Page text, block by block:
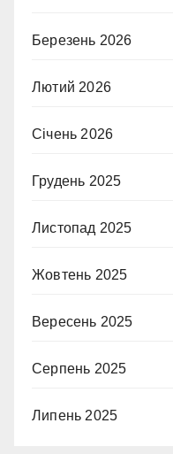
Березень 2026
Лютий 2026
Січень 2026
Грудень 2025
Листопад 2025
Жовтень 2025
Вересень 2025
Серпень 2025
Липень 2025